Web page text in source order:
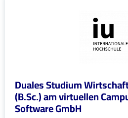
Duales Studium
(B.Sc.) am virtuellen
Software GmbH